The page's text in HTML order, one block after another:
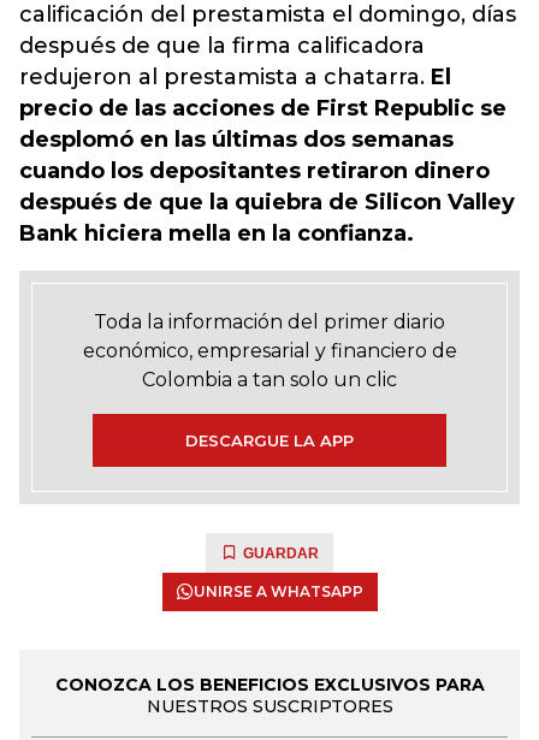
calificación del prestamista el domingo, días
después de que la firma calificadora
redujeron al prestamista a chatarra. El
precio de las acciones de First Republic se
desplomó en las últimas dos semanas
cuando los depositantes retiraron dinero
después de que la quiebra de Silicon Valley
Bank hiciera mella en la confianza.
Toda la información del primer diario
económico, empresarial y financiero de
Colombia a tan solo un clic
DESCARGUE LA APP
GUARDAR
UNIRSE A WHATSAPP
CONOZCA LOS BENEFICIOS EXCLUSIVOS PARA
NUESTROS SUSCRIPTORES